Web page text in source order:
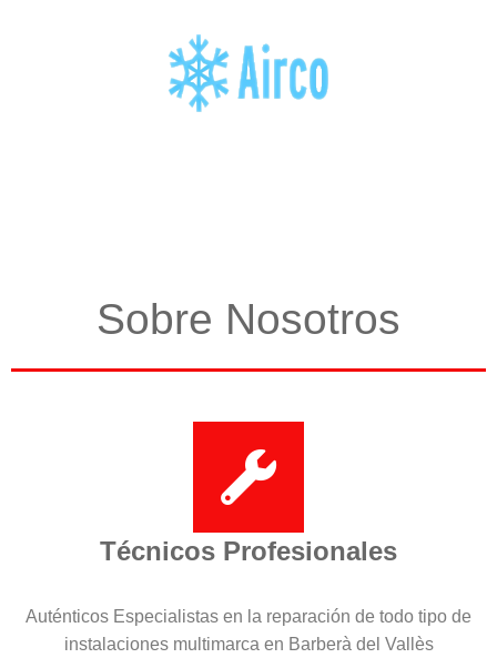
Sobre Nosotros
Técnicos Profesionales
Auténticos Especialistas en la reparación de todo tipo de
instalaciones multimarca en Barberà del Vallès